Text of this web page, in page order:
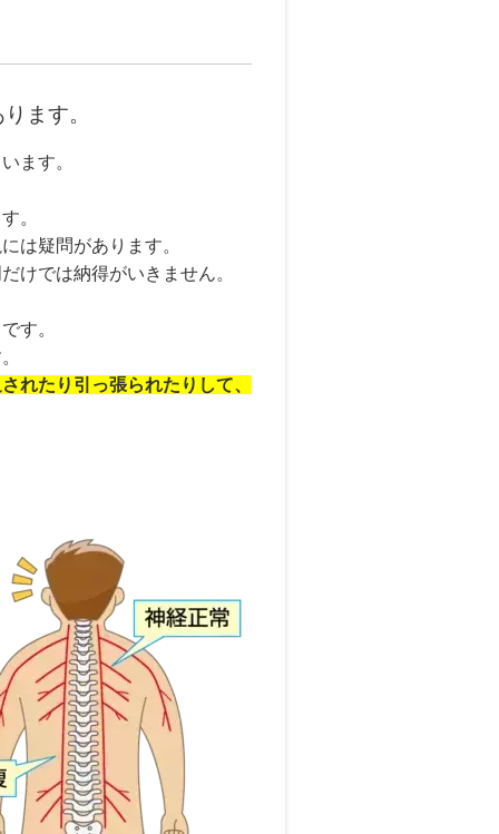
ます。
ます。
。
は疑問があります。
けでは納得がいきません。
す。
れたり引っ張られたりして、